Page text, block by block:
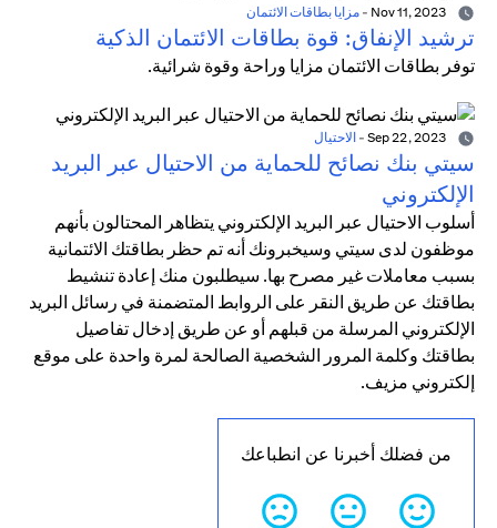
- مزايا بطاقات الائتمان
ترشيد الإنفاق: قوة بطاقات الائتمان الذكية
توفر بطاقات الائتمان مزايا وراحة وقوة شرائية.
- الاحتيال
سيتي بنك نصائح للحماية من الاحتيال عبر البريد
الإلكتروني
أسلوب الاحتيال عبر البريد الإلكتروني يتظاهر المحتالون بأنهم
موظفون لدى سيتي وسيخبرونك أنه تم حظر بطاقتك الائتمانية
بسبب معاملات غير مصرح بها. سيطلبون منك إعادة تنشيط
بطاقتك عن طريق النقر على الروابط المتضمنة في رسائل البريد
الإلكتروني المرسلة من قبلهم أو عن طريق إدخال تفاصيل
بطاقتك وكلمة المرور الشخصية الصالحة لمرة واحدة على موقع
إلكتروني مزيف.
من فضلك أخبرنا عن انطباعك